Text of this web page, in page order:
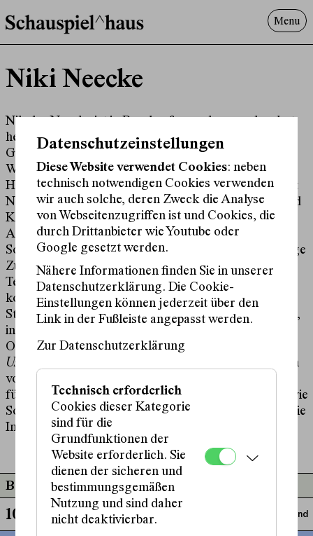
Menu
Besuch
Niki Neecke
Nikolas Neecke ist in Basel aufgewachsen und wohnt
heute in Berlin. Er studierte an der Schule für
Gestaltung Basel (1993-1995) und Audio Design bei
Wolfgang Heiniger und Thomas Kessler an der
Hochschule für Musik Basel (1995 - 2000). Seither ist
Niki als freischaffender Musiker, Sound Designer und
Komponist in den Bereichen Bühne, Film und Sound
Art international tätig und schafft Bühnenmusik und
Sound Design für diverse Theaterformen. Langjährige
Zusammenarbeit mit bekannten Regiseur:innen sowie
Teil der Freien Szene. Gleichzeitig schafft er
kontemporäre, konzertante Vertonung von
Stummfilmen und konzipiert und realisiert begehbare,
interaktive Klanginstallationen und Sound-Spiel-
Objekte unter den LabelsSONOgames
Useful_Updates
. Zusammenarbeit mit Schulen in Form
von Workshops und öffentlichen Wochenendkursen
für elektronische Klangobjekte und Instrumente sowie
Sound Design. Für das Schauspielhaus begleitete er die
Inszenierung von1000 Eyes
Beteiligt an
1000 Eyes Musik und Sound
Datenschutzeinstellungen
Diese Website verwendet Cookies: neben
technisch notwendigen Cookies verwenden
wir auch solche, deren Zweck die Analyse
von Webseitenzugriffen ist und Cookies, die
durch Drittanbieter wie Youtube oder
Google gesetzt werden.
Nähere Informationen finden Sie in unserer
Datenschutzerklärung. Die Cookie-
Einstellungen können jederzeit über den
Link in der Fußleiste angepasst werden.
Zur Datenschutzerklärung
Technisch erforderlich
Cookies dieser Kategorie
sind für die
Grundfunktionen der
Website erforderlich. Sie
dienen der sicheren und
bestimmungsgemäßen
Nutzung und sind daher
nicht deaktivierbar.